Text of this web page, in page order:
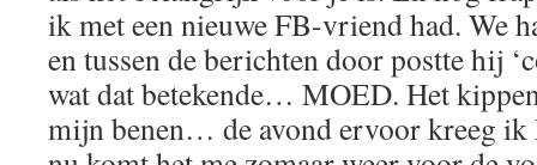
ik met een nieuwe FB-vriend had. We
en tussen de berichten door postte hij
wat dat betekende… MOED. Het
mijn benen… de avond ervoor kreeg